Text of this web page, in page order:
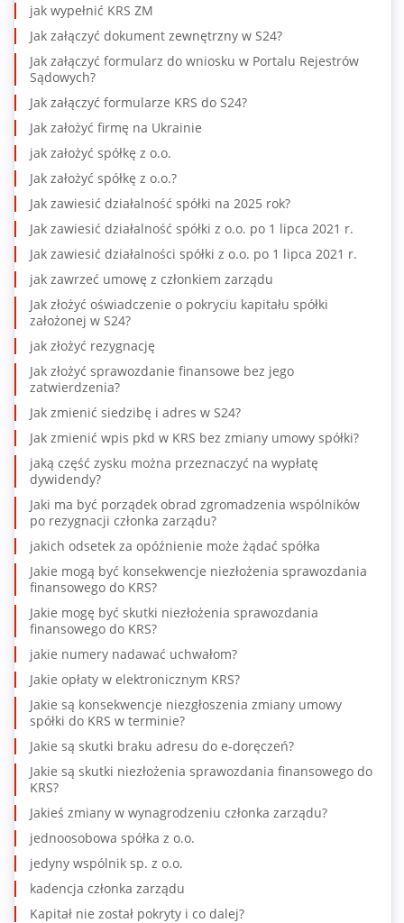
jak wypełnić KRS ZM
Jak załączyć dokument zewnętrzny w S24?
Jak załączyć formularz do wniosku w Portalu Rejestrów
Sądowych?
Jak załączyć formularze KRS do S24?
Jak założyć firmę na Ukrainie
jak założyć spółkę z o.o.
Jak założyć spółkę z o.o.?
Jak zawiesić działalność spółki na 2025 rok?
Jak zawiesić działalność spółki z o.o. po 1 lipca 2021 r.
Jak zawiesić działalności spółki z o.o. po 1 lipca 2021 r.
jak zawrzeć umowę z członkiem zarządu
Jak złożyć oświadczenie o pokryciu kapitału spółki
założonej w S24?
jak złożyć rezygnację
Jak złożyć sprawozdanie finansowe bez jego
zatwierdzenia?
Jak zmienić siedzibę i adres w S24?
Jak zmienić wpis pkd w KRS bez zmiany umowy spółki?
jaką część zysku można przeznaczyć na wypłatę
dywidendy?
Jaki ma być porządek obrad zgromadzenia wspólników
po rezygnacji członka zarządu?
jakich odsetek za opóźnienie może żądać spółka
Jakie mogą być konsekwencje niezłożenia sprawozdania
finansowego do KRS?
Jakie mogę być skutki niezłożenia sprawozdania
finansowego do KRS?
jakie numery nadawać uchwałom?
Jakie opłaty w elektronicznym KRS?
Jakie są konsekwencje niezgłoszenia zmiany umowy
spółki do KRS w terminie?
Jakie są skutki braku adresu do e-doręczeń?
Jakie są skutki niezłożenia sprawozdania finansowego do
KRS?
Jakieś zmiany w wynagrodzeniu członka zarządu?
jednoosobowa spółka z o.o.
jedyny wspólnik sp. z o.o.
kadencja członka zarządu
Kapitał nie został pokryty i co dalej?